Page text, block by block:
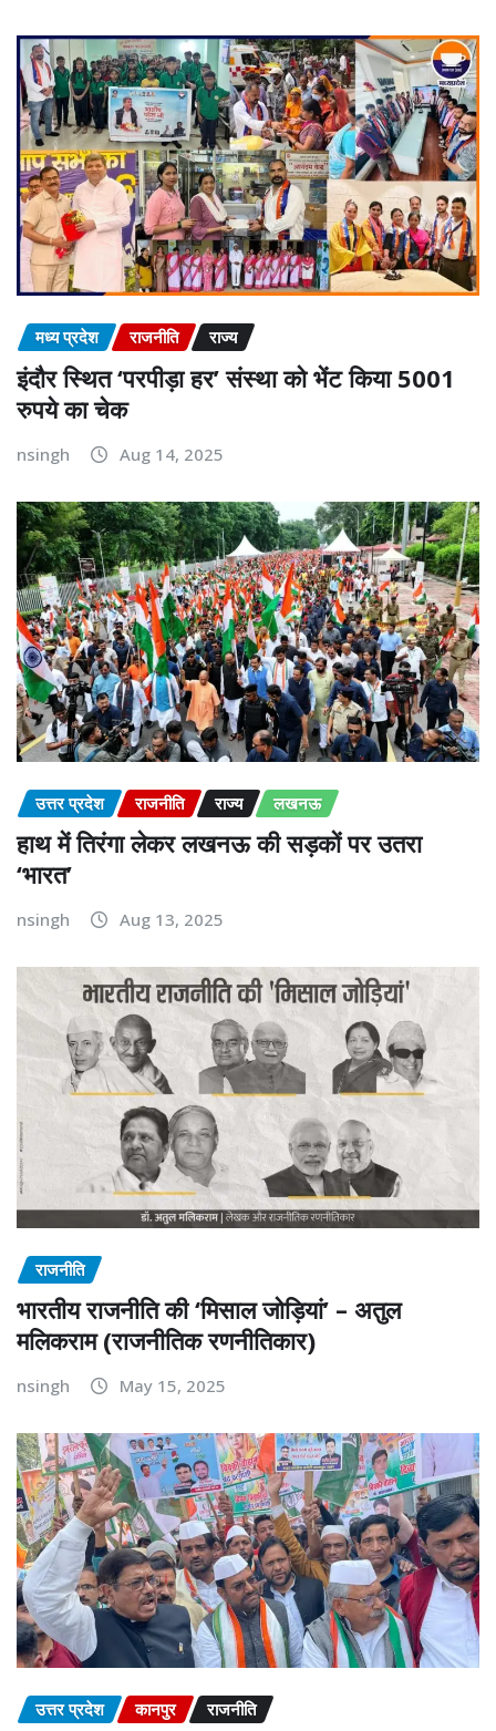
मध्य प्रदेश राजनीति राज्य
इंदौर स्थित ‘परपीड़ा हर’ संस्था को भेंट किया 5001
रुपये का चेक
nsingh Aug 14, 2025
उत्तर प्रदेश राजनीति राज्य लखनऊ
हाथ में तिरंगा लेकर लखनऊ की सड़कों पर उतरा
‘भारत’
nsingh Aug 13, 2025
राजनीति
भारतीय राजनीति की ‘मिसाल जोड़ियां’ – अतुल
मलिकराम (राजनीतिक रणनीतिकार)
nsingh May 15, 2025
उत्तर प्रदेश कानपुर राजनीति